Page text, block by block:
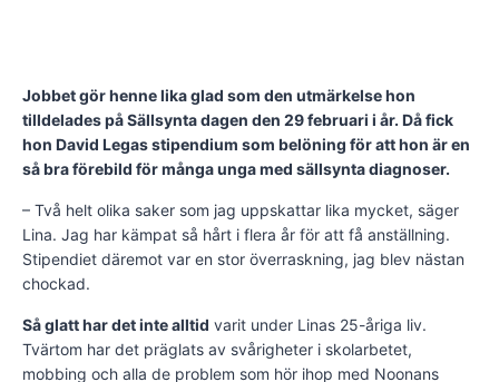
Jobbet gör henne lika glad som den utmärkelse hon
tilldelades på Sällsynta dagen den 29 februari i år. Då fick
hon David Legas stipendium som belöning för att hon är en
så bra förebild för många unga med sällsynta diagnoser.
– Två helt olika saker som jag uppskattar lika mycket, säger
Lina. Jag har kämpat så hårt i flera år för att få anställning.
Stipendiet däremot var en stor överraskning, jag blev nästan
chockad.
Så glatt har det inte alltid varit under Linas 25-åriga liv.
Tvärtom har det präglats av svårigheter i skolarbetet,
mobbing och alla de problem som hör ihop med Noonans